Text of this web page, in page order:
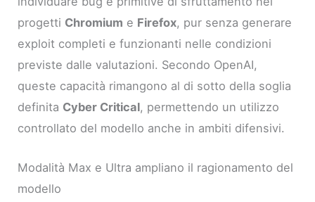
progetti Chromium e Firefox, pur senza generare
exploit completi e funzionanti nelle condizioni
previste dalle valutazioni. Secondo OpenAI,
queste capacità rimangono al di sotto della soglia
definita Cyber Critical, permettendo un utilizzo
controllato del modello anche in ambiti difensivi.
Modalità Max e Ultra ampliano il ragionamento del
modello